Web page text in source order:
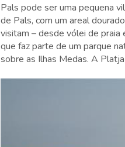
Pals pode ser uma pequena
de Pals, com um areal
visitam – desde vólei de praia
que faz parte de um parque
sobre as Ilhas Medas. A